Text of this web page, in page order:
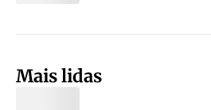
Mais lidas